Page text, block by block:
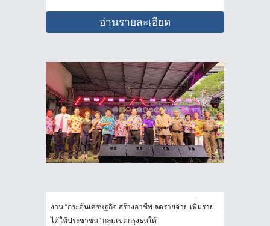
อ่านรายละเอียด
งาน “กระตุ้นเศรษฐกิจ สร้างอาชีพ ลดรายจ่าย เพิ่มราย
ได้ให้ประชาชน” กลุ่มเขตกรุงธนใต้